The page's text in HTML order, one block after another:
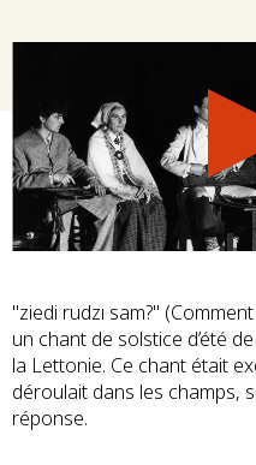
"ziedi rudzı sam?"
un chant de solstice d’été
la Lettonie. Ce chant était
déroulait dans les champs,
réponse.